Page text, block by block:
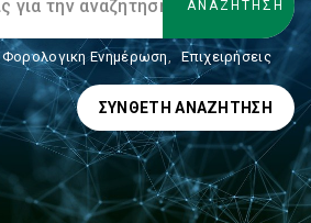
Φορολογικη Ενημέρωση, Επιχειρήσεις
ΣΎΝΘΕΤΗ ΑΝΑΖΉΤΗΣΗ